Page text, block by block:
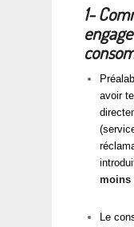
1-
avoir
moins
Le